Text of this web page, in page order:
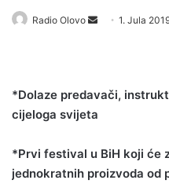
Radio Olovo
Send1. Jula
*Dolaze predavači,
cijeloga svijeta
*Prvi festival u BiH koji će
jednokratnih proizvoda od